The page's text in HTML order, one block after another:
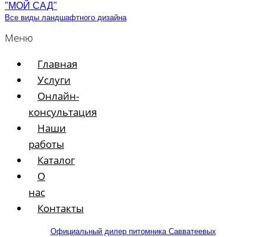
"МОЙ САД"
Все виды ландшафтного дизайна
Меню
Главная
Услуги
Онлайн-
консультация
Наши
работы
Каталог
О
нас
Контакты
Официальный дилер питомника Савватеевых